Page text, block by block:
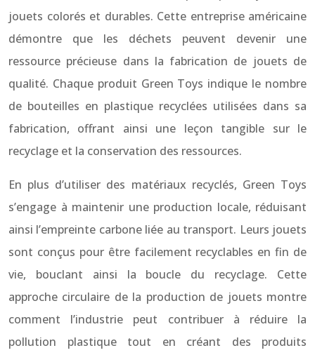
jouets colorés et durables. Cette entreprise américaine
démontre que les déchets peuvent devenir une
ressource précieuse dans la fabrication de jouets de
qualité. Chaque produit Green Toys indique le nombre
de bouteilles en plastique recyclées utilisées dans sa
fabrication, offrant ainsi une leçon tangible sur le
recyclage et la conservation des ressources.
En plus d’utiliser des matériaux recyclés, Green Toys
s’engage à maintenir une production locale, réduisant
ainsi l’empreinte carbone liée au transport. Leurs jouets
sont conçus pour être facilement recyclables en fin de
vie, bouclant ainsi la boucle du recyclage. Cette
approche circulaire de la production de jouets montre
comment l’industrie peut contribuer à réduire la
pollution plastique tout en créant des produits